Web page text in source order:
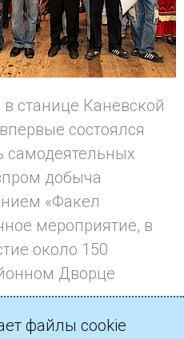
в станице Каневской
состоялся
самодеятельных
добыча
«Факел
мероприятие, в
около 150
Дворце
файлы cookie